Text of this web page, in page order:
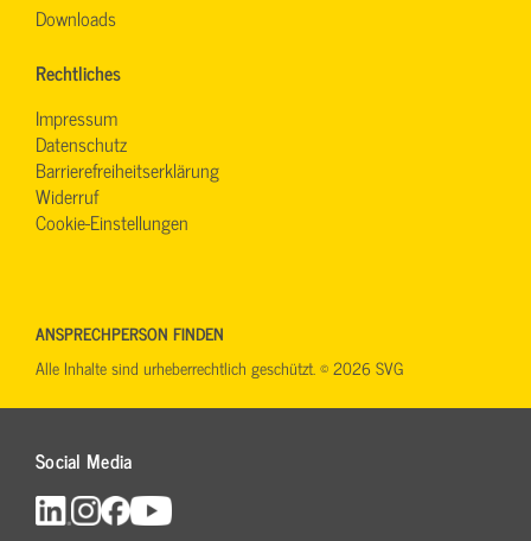
Downloads
Rechtliches
Impressum
Datenschutz
Barrierefreiheitserklärung
Widerruf
Cookie-Einstellungen
Social Media
ANSPRECHPERSON FINDEN
Alle Inhalte sind urheberrechtlich geschützt. © 2026 SVG